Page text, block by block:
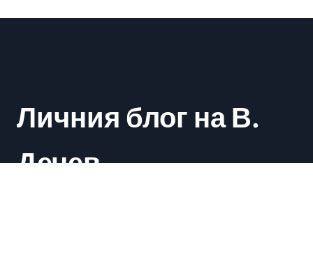
Личния блог на В.
Дечев